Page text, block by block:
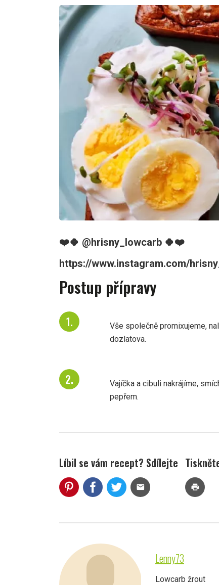
❤️🍀 @hrisny_lowcarb 🍀❤️
https://www.instagram.com/
Postup přípravy
Vše společně promixujeme,
dozlatova.
Vajíčka a cibuli nakrájíme,
pepřem.
Líbil se vám recept? Sdílejte
mail print
Lenny73
Lowcarb žrout